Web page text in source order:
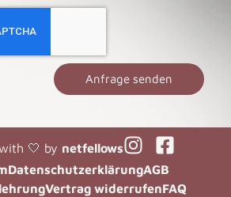
Anfrage senden
🤍 by netfellows
DatenschutzerklärungAGB
Vertrag widerrufenFAQ